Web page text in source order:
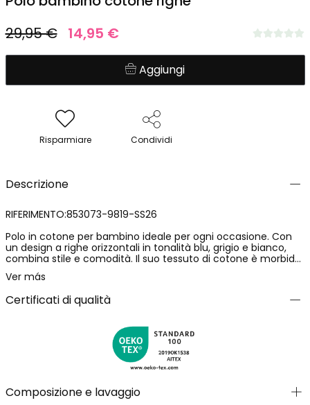
29,95 € 14,95 €
Aggiungi
Risparmiare Condividi
Descrizione
RIFERIMENTO:853073-9819-SS26
Polo in cotone per bambino ideale per ogni occasione. Con
un design a righe orizzontali in tonalità blu, grigio e bianco,
combina stile e comodità. Il suo tessuto di cotone è morbido
e leggero, perfetto per l'uso quotidiano. Dispone di un colletto
classico e maniche corte, aggiungendo un tocco casual.
Disponibile in taglie da 2 a 14 anni, si adatta a diverse fasi di
crescita. Questo polo è versatile e può essere facilmente
Ver más
Certificati di qualità
Composizione e lavaggio